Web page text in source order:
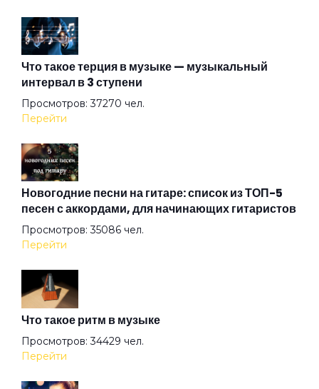
Амазонка
Ангел на свече
Ангел
Арена
Аристократы
Атлантида
Что такое терция в музыке — музыкальный
интервал в 3 ступени
Просмотров: 37270 чел.
Перейти
Новогодние песни на гитаре: список из ТОП-5
песен с аккордами, для начинающих гитаристов
Просмотров: 35086 чел.
Перейти
Что такое ритм в музыке
Просмотров: 34429 чел.
Перейти